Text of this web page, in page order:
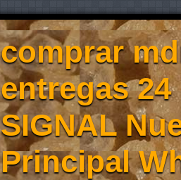
comprar
entregas
SIGNAL
Principal